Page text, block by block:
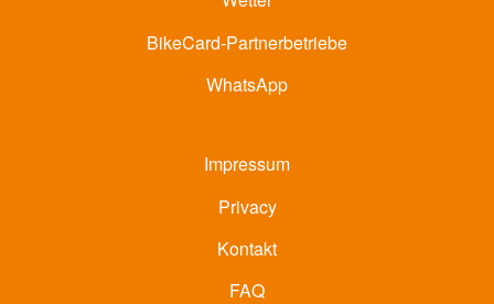
BikeCard-Partnerbetriebe
WhatsApp
Impressum
Privacy
Kontakt
FAQ